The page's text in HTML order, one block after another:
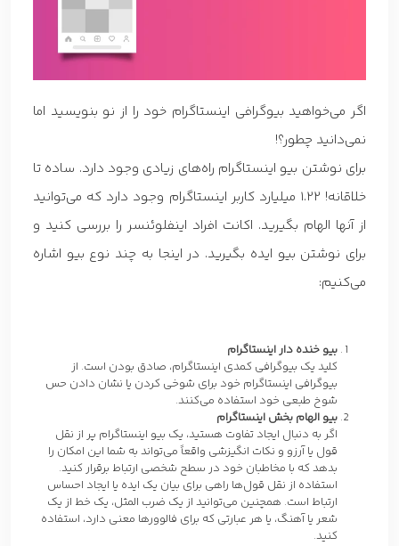
اگر می‌خواهید بیوگرافی اینستاگرام خود را از نو بنویسید اما
نمی‌دانید چطور؟!
برای نوشتن بیو اینستاگرام راه‌های زیادی وجود دارد. ساده تا
خلاقانه! 1.22 میلیارد کاربر اینستاگرام وجود دارد که می‌توانید
از آنها الهام بگیرید. اکانت افراد اینفلوئنسر را بررسی کنید و
برای نوشتن بیو ایده بگیرید. در اینجا به چند نوع بیو اشاره
می‌کنیم:
بیو خنده دار اینستاگرام
کلید یک بیوگرافی کمدی اینستاگرام، صادق بودن است. از
بیوگرافی اینستاگرام خود برای شوخی کردن یا نشان دادن حس
شوخ طبعی خود استفاده می‌کنند.
بیو الهام بخش اینستاگرام
اگر به دنبال ایجاد تفاوت هستید، یک بیو اینستاگرام پر از نقل
قول یا آرزو و نکات انگیزشی واقعاً می‌تواند به شما این امکان را
بدهد که با مخاطبان خود در سطح شخصی ارتباط برقرار کنید.
استفاده از نقل قول‌ها راهی برای بیان یک ایده یا ایجاد احساس
ارتباط است. همچنین می‌توانید از یک ضرب المثل، یک خط از یک
شعر یا آهنگ، یا هر عبارتی که برای فالوورها معنی دارد، استفاده
کنید.